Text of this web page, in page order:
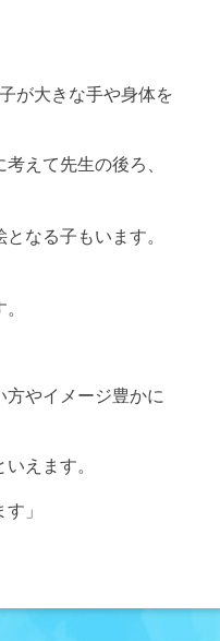
が大きな手や身体を
考えて先生の後ろ、
なる子もいます。
やイメージ豊かに
えます。
」